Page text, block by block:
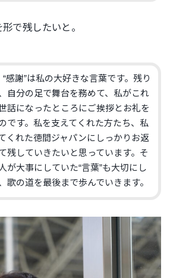
で残したいと。
“感謝”は私の大好きな言葉です。残り
自分の足で舞台を務めて、私がこれ
話になったところにご挨拶とお礼を
です。私を支えてくれた方たち、私
くれた徳間ジャパンにしっかりお返
残していきたいと思っています。そ
が大事にしていた“言葉”も大切にし
歌の道を最後まで歩んでいきます。